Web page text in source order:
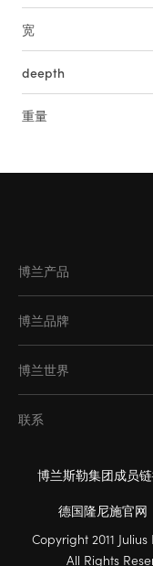
宽
deepth
重量
博兰产品
经典系列
天玺臻宝系列
Enzo系列
博兰品牌
博兰斯勒
海斯勒
博兰世界
工艺传承
钢琴修复
传奇、艺术家与合作伙
联系
联系我们
博兰斯勒集团成员链
德国隆尼施官网
Copyright 2011
All Rights